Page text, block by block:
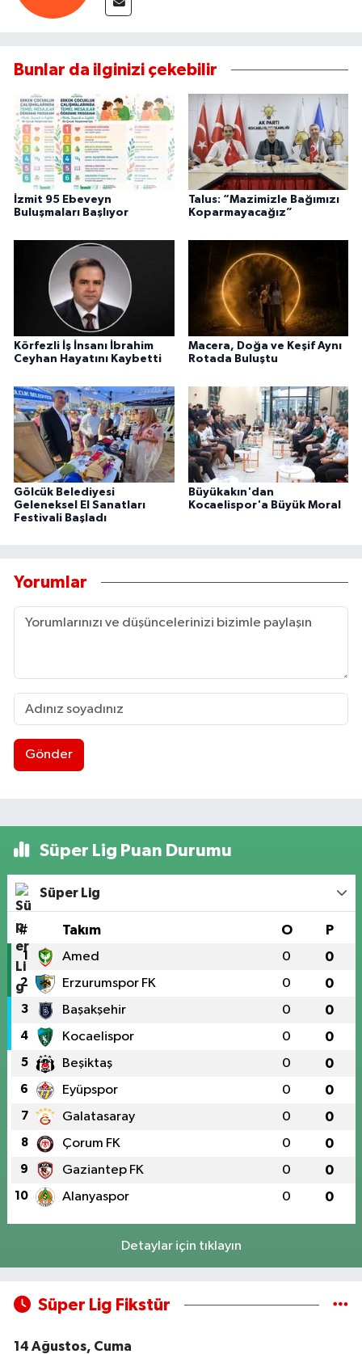
Bunlar da ilginizi çekebilir
İzmit 95 Ebeveyn
Buluşmaları Başlıyor
Talus: “Mazimizle Bağımızı
Koparmayacağız”
Körfezli İş İnsanı İbrahim
Ceyhan Hayatını Kaybetti
Macera, Doğa ve Keşif Aynı
Rotada Buluştu
Gölcük Belediyesi
Geleneksel El Sanatları
Festivali Başladı
Büyükakın'dan
Kocaelispor'a Büyük Moral
Yorumlar
Gönder
Süper Lig Puan Durumu
Süper Lig
# Takım O P
1 Amed 0 0
2 Erzurumspor FK 0 0
3 Başakşehir 0 0
4 Kocaelispor 0 0
5 Beşiktaş 0 0
6 Eyüpspor 0 0
7 Galatasaray 0 0
8 Çorum FK 0 0
9 Gaziantep FK 0 0
10 Alanyaspor 0 0
Detaylar için tıklayın
Süper Lig Fikstür
14 Ağustos, Cuma